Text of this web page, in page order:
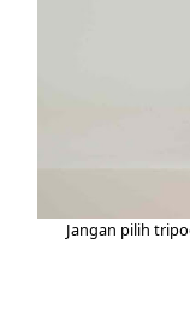
Jangan pilih